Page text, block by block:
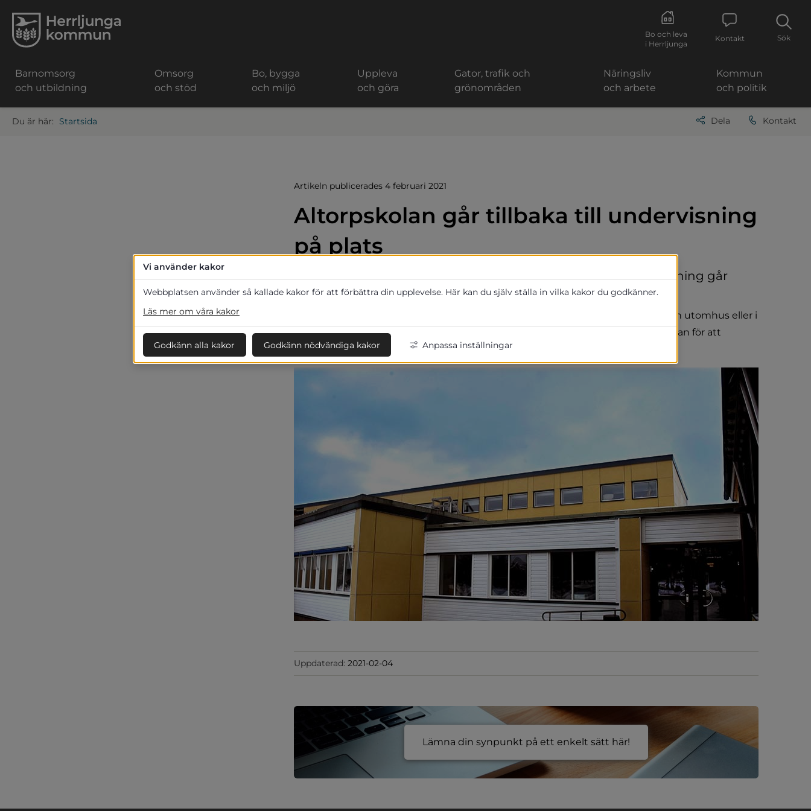
Bo och leva
i Herrljunga
Kontakt Sök
Barnomsorg
och utbildning
Omsorg
och stöd
Bo, bygga
och miljö
Uppleva
och göra
Gator, trafik och
grönområden
Näringsliv
och arbete
Kommun
och politik
Startsida Dela Kontakt
Artikeln publicerades 4 februari 2021
Altorpskolan går tillbaka till undervisning
på plats
Altorpskolan som tidigare beslutat om växelvis distansundervisning går
med start 8 februari tillbaka till undervisning på plats i skolan.
För att försöka minimera riskerna för smitta kommer rasterna förläggas antingen utomhus eller i
sitt mentorsklassrum. Skolan har även förhållningsregler till alla som vistas i skolan för att
minska smittspridning.
Uppdaterad: 2021-02-04
Lämna din synpunkt på ett enkelt sätt här!
Vi använder kakor
Webbplatsen använder så kallade kakor för att förbättra din upplevelse. Här kan du själv ställa in vilka kakor du godkänner.
Läs mer om våra kakor
Godkänn alla kakor Godkänn nödvändiga kakor Anpassa inställningar